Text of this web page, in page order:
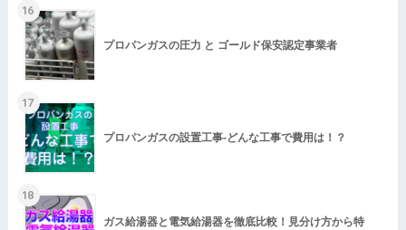
16
プロパンガスの圧力 と ゴールド保安認定事業者
17
プロパンガスの設置工事-どんな工事で費用は！？
18
ガス給湯器と電気給湯器を徹底比較！見分け方から特